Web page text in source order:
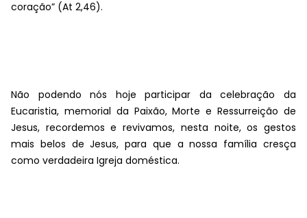
coração” (At 2,46).
Não podendo nós hoje participar da celebração da
Eucaristia, memorial da Paixão, Morte e Ressurreição de
Jesus, recordemos e revivamos, nesta noite, os gestos
mais belos de Jesus, para que a nossa família cresça
como verdadeira Igreja doméstica.